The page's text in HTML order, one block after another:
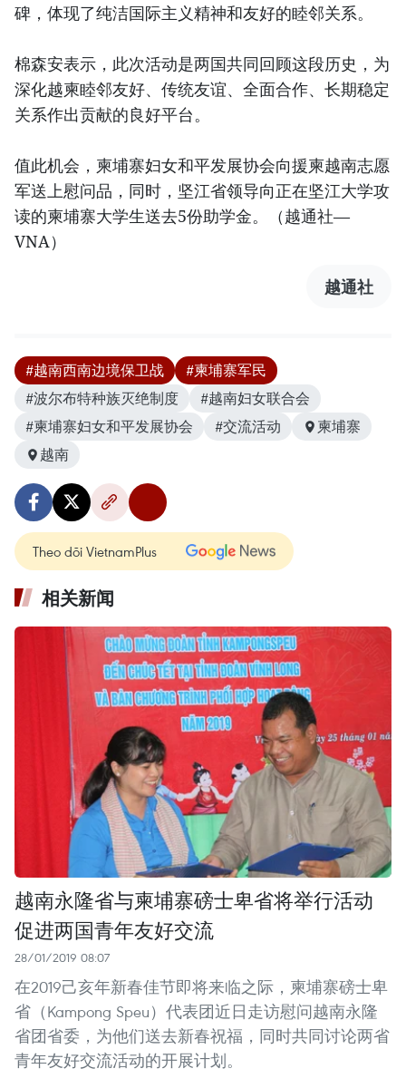
碑，体现了纯洁国际主义精神和友好的睦邻关系。
棉森安表示，此次活动是两国共同回顾这段历史，为
深化越柬睦邻友好、传统友谊、全面合作、长期稳定
关系作出贡献的良好平台。
值此机会，柬埔寨妇女和平发展协会向援柬越南志愿
军送上慰问品，同时，坚江省领导向正在坚江大学攻
读的柬埔寨大学生送去5份助学金。（越通社—
VNA）
越通社
#越南西南边境保卫战
#柬埔寨军民
#波尔布特种族灭绝制度
#越南妇女联合会
#柬埔寨妇女和平发展协会
#交流活动
柬埔寨
越南
Theo dõi VietnamPlus
相关新闻
越南永隆省与柬埔寨磅士卑省将举行活动
促进两国青年友好交流
28/01/2019 08:07
在2019己亥年新春佳节即将来临之际，柬埔寨磅士卑
省（Kampong Speu）代表团近日走访慰问越南永隆
省团省委，为他们送去新春祝福，同时共同讨论两省
青年友好交流活动的开展计划。